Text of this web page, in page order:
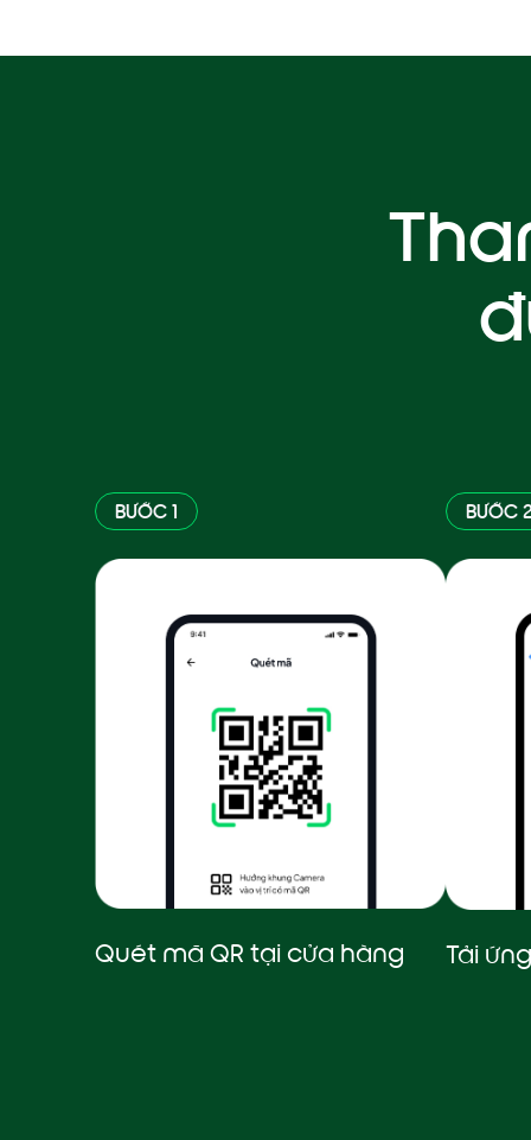
BƯỚC 1
Quét mã QR tại cửa hàng
BƯỚC
Tải